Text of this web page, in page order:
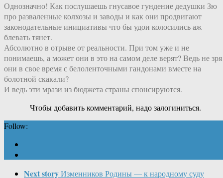
Однозначно! Как послушаешь гнусавое гундение дедушки Зю
про разваленные колхозы и заводы и как они продвигают
законодательные инициативы что бы удои колосились аж
блевать тянет.
Абсолютно в отрыве от реальности. При том уже и не
понимаешь, а может они в это на самом деле верят? Ведь не зря
они в свое время с белоленточными гандонами вместе на
болотной скакали?
И ведь эти мрази из бюджета страны спонсируются.
Чтобы добавить комментарий, надо залогиниться.
Follow:
Next storyИзменников Родины — к народному суду